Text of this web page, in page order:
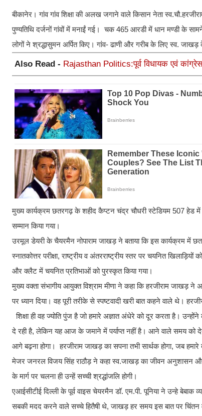
बीकानेर। गांव गांव शिक्षा की अलख जगाने वाले किसान नेता
पुण्यतिथि दर्जनों गांवों में मनाईं गई। चक 465 आरडी में धान मण्डी के
लोगों ने श्रद्धासुमन अर्पित किए। गांव- ढाणी और गरीब के लिए स्व. जाखड़
Also Read - Rajasthan Politics:पूर्व विधायक एवं
मुख्य कार्यक्रम छतरगढ़ के शहीद कैप्टन चंद्र चौधरी स्टेडियम 507 हेड
सम्मान किया गया।
उरमूल डेयरी के चैयरमैन नोपाराम जाखड़ ने बताया कि इस कार्यक्रम में
स्नातकोत्तर परीक्षा, राष्ट्रीय व अंतरराष्ट्रीय स्तर पर चयनित
और क्लैट में चयनित प्रतिभाओं को पुरस्कृत किया गया।
मुख्य वक्ता संभागीय आयुक्त विश्राम मीणा ने कहा कि हरजीराम जाखड़
पर ध्यान दिया। वह पूरी तरीके से स्पष्टवादी खरी बात कहने वाले थे।
शिक्षा ही वह ज्योति पुंज है जो हमारे अज्ञात अंधेरे को दूर करता है।
दे रही है, लेकिन यह आज के जमाने में पर्याप्त नहीं है। आने वाले समय को
आगे बढ़ना होगा। हरजीराम जाखड़ का सपना तभी सार्थक होगा, जब
मेजर जनरल विजय सिंह राठौड़ ने कहा स्व.जाखड़ का जीवन अनुशासन और
के मार्ग पर चलना ही उन्हें सच्ची श्रद्धांजलि होगी।
एआईसीटीई दिल्ली के पूर्व वाइस चेयरमैन डॉ. एम.पी. पूनिया ने उन्हे
सबकी मदद करने वाले सच्चे हितैषी थे, जाखड़ हर समय इस बात पर